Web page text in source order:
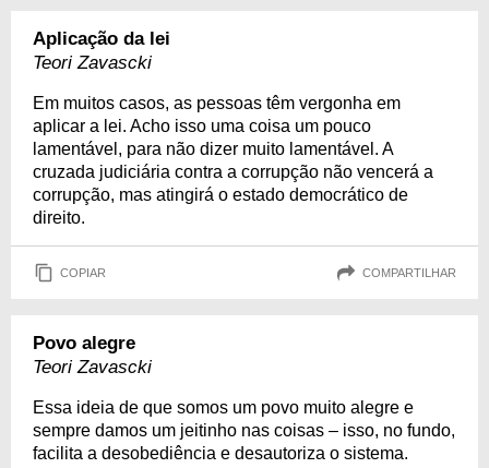
Aplicação da lei
Teori Zavascki
Em muitos casos, as pessoas têm vergonha em
aplicar a lei. Acho isso uma coisa um pouco
lamentável, para não dizer muito lamentável. A
cruzada judiciária contra a corrupção não vencerá a
corrupção, mas atingirá o estado democrático de
direito.
COPIAR COMPARTILHAR
Povo alegre
Teori Zavascki
Essa ideia de que somos um povo muito alegre e
sempre damos um jeitinho nas coisas – isso, no fundo,
facilita a desobediência e desautoriza o sistema.